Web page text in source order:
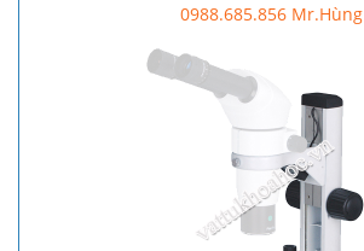
0988.685.856 Mr.Hùng